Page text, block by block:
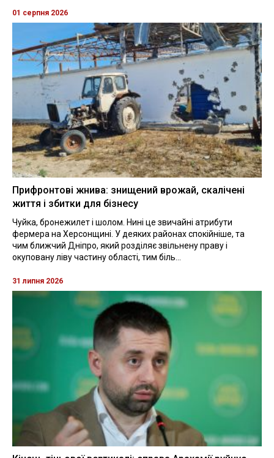
01 серпня 2026
Прифронтові жнива: знищений врожай, скалічені
життя і збитки для бізнесу
Чуйка, бронежилет і шолом. Нині це звичайні атрибути
фермера на Херсонщині. У деяких районах спокійніше, та
чим ближчий Дніпро, який розділяє звільнену праву і
окуповану ліву частину області, тим біль...
31 липня 2026